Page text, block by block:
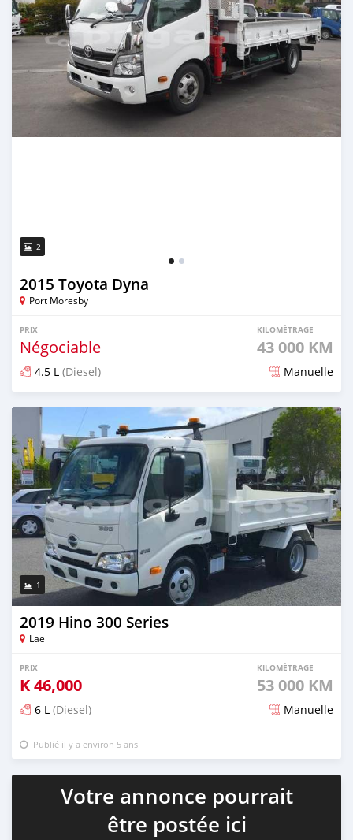
2
2015 Toyota Dyna
Port Moresby
PRIX
Négociable
KILOMÉTRAGE
43 000 KM
4.5 L (Diesel) Manuelle
Publié il y a environ 5 ans
1
2019 Hino 300 Series
Lae
PRIX
K46,000
KILOMÉTRAGE
53 000 KM
6 L (Diesel) Manuelle
Publié il y a environ 5 ans
Votre annonce pourrait
être postée ici